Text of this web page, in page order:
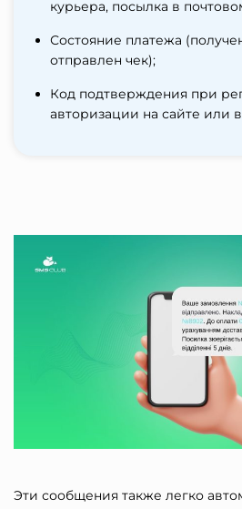
курьера, посылка в
Состояние платежа
отправлен чек);
Код подтверждения при
авторизации на сайте или
Эти сообщения также легко